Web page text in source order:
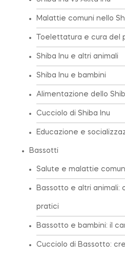
Malattie comuni nello
Toelettatura e cura del
Shiba Inu e altri animali
Shiba Inu e bambini
Alimentazione dello
Cucciolo di Shiba Inu
Educazione e
Bassotti
Salute e malattie
Bassotto e altri animali:
pratici
Bassotto e bambini: il
Cucciolo di Bassotto: